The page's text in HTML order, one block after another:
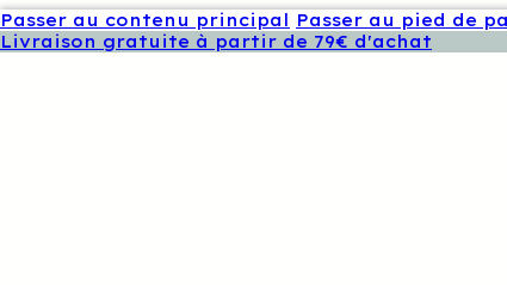
Passer au contenu principal Passer au pied de
Livraison gratuite à partir de 79€ d'achat